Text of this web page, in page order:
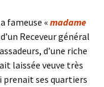
fameuse « madame
Receveur général
d’une riche
laissée veuve très
ses quartiers